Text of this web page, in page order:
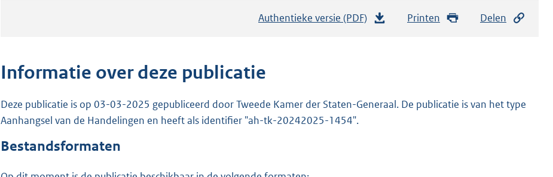
Authentieke versie (PDF) Printen Delen
Informatie over deze publicatie
Deze publicatie is op 03-03-2025 gepubliceerd door Tweede Kamer der Staten-Generaal. De publicatie is van het type
Aanhangsel van de Handelingen en heeft als identifier "ah-tk-20242025-1454".
Bestandsformaten